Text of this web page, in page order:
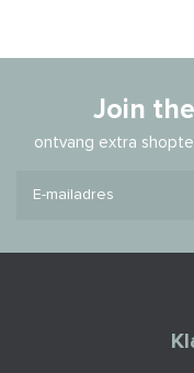
Join
ontvang extra